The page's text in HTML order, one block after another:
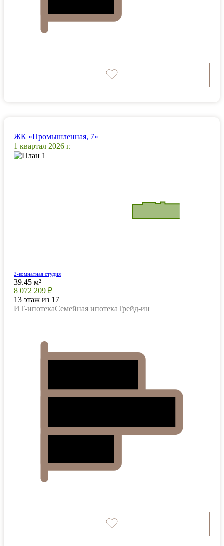
ЖК «Промышленная, 7»
1 квартал 2026 г.
2-комнатная студия
39.45 м²
8 072 209 ₽
13 этаж из 17
ИТ-ипотекаСемейная ипотекаТрейд-ин